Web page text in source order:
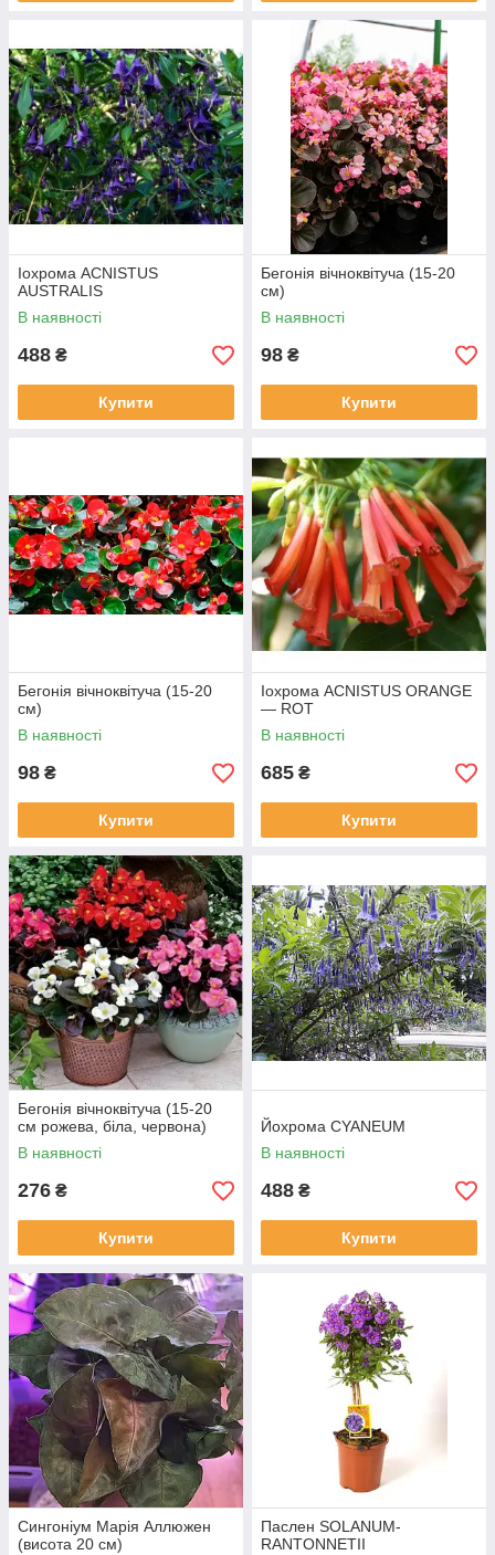
Іохрома ACNISTUS
AUSTRALIS
В наявності
488 ₴
Купити
Бегонія вічноквітуча (15-20
см)
В наявності
98 ₴
Купити
Бегонія вічноквітуча (15-20
см)
В наявності
98 ₴
Купити
Іохрома ACNISTUS ORANGE
— ROT
В наявності
685 ₴
Купити
Бегонія вічноквітуча (15-20
см рожева, біла, червона)
В наявності
276 ₴
Купити
Йохрома CYANEUM
В наявності
488 ₴
Купити
Сингоніум Марія Аллюжен
(висота 20 см)
Паслен SOLANUM-
RANTONNETII